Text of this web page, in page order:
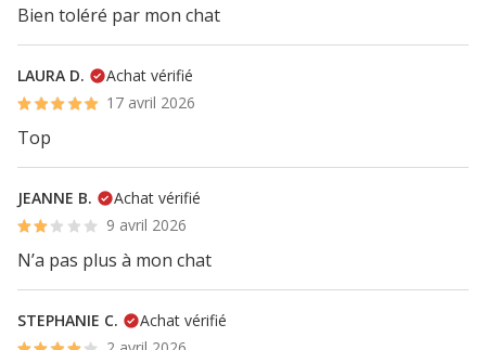
Bien toléré par mon chat
LAURA D.
Achat vérifié
17 avril 2026
Top
JEANNE B.
Achat vérifié
9 avril 2026
N’a pas plus à mon chat
STEPHANIE C.
Achat vérifié